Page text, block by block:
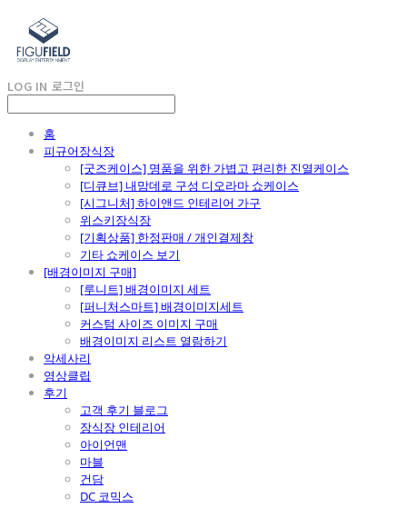
LOG IN 로그인
홈
피규어장식장
[굿즈케이스] 명품을 위한 가볍고 편리한 진열케이스
[디큐브] 내맘데로 구성 디오라마 쇼케이스
[시그니처] 하이앤드 인테리어 가구
위스키장식장
[기획상품] 한정판매 / 개인결제창
기타 쇼케이스 보기
[배경이미지 구매]
[루니트] 배경이미지 세트
[퍼니처스마트] 배경이미지세트
커스텀 사이즈 이미지 구매
배경이미지 리스트 열람하기
악세사리
영상클립
후기
고객 후기 블로그
장식장 인테리어
아이언맨
마블
건담
DC 코믹스